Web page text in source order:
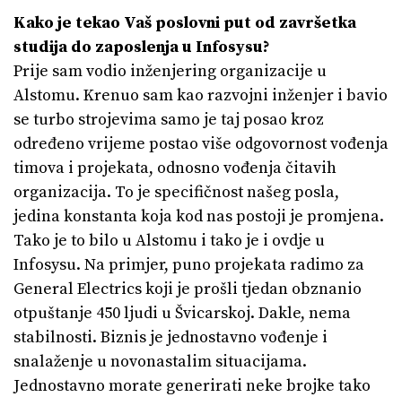
Kako je tekao Vaš poslovni put od završetka
studija do zaposlenja u Infosysu?
Prije sam vodio inženjering organizacije u
Alstomu. Krenuo sam kao razvojni inženjer i bavio
se turbo strojevima samo je taj posao kroz
određeno vrijeme postao više odgovornost vođenja
timova i projekata, odnosno vođenja čitavih
organizacija. To je specifičnost našeg posla,
jedina konstanta koja kod nas postoji je promjena.
Tako je to bilo u Alstomu i tako je i ovdje u
Infosysu. Na primjer, puno projekata radimo za
General Electrics koji je prošli tjedan obznanio
otpuštanje 450 ljudi u Švicarskoj. Dakle, nema
stabilnosti. Biznis je jednostavno vođenje i
snalaženje u novonastalim situacijama.
Jednostavno morate generirati neke brojke tako